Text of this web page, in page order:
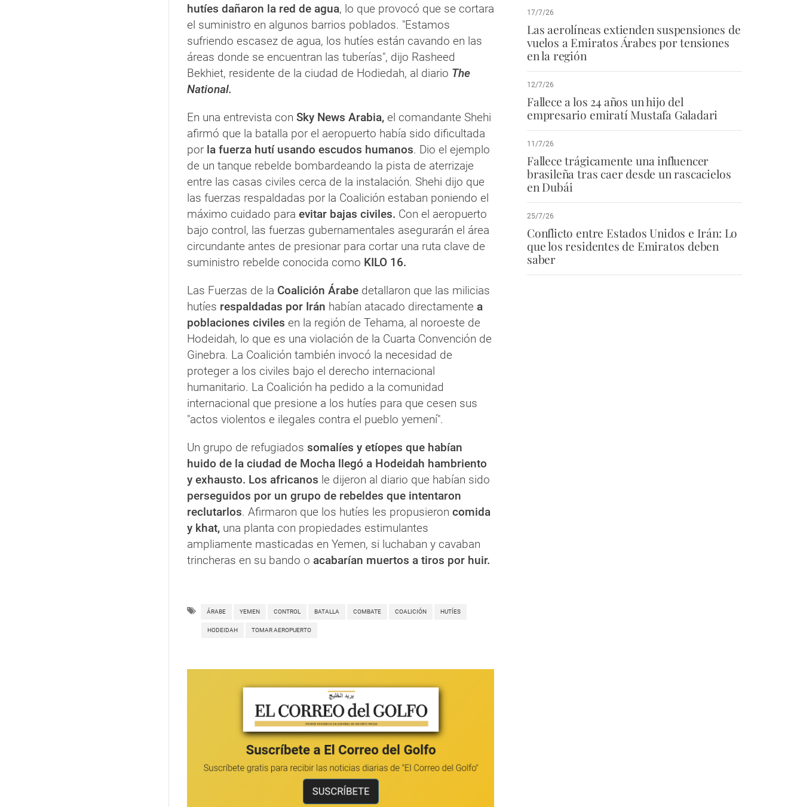
hutíes dañaron la red de agua, lo que provocó que se cortara
el suministro en algunos barrios poblados. "Estamos
sufriendo escasez de agua, los hutíes están cavando en las
áreas donde se encuentran las tuberías", dijo Rasheed
Bekhiet, residente de la ciudad de Hodiedah, al diario The
National.
En una entrevista con Sky News Arabia, el comandante Shehi
afirmó que la batalla por el aeropuerto había sido dificultada
por la fuerza hutí usando escudos humanos. Dio el ejemplo
de un tanque rebelde bombardeando la pista de aterrizaje
entre las casas civiles cerca de la instalación. Shehi dijo que
las fuerzas respaldadas por la Coalición estaban poniendo el
máximo cuidado para evitar bajas civiles. Con el aeropuerto
bajo control, las fuerzas gubernamentales asegurarán el área
circundante antes de presionar para cortar una ruta clave de
suministro rebelde conocida como KILO 16.
Las Fuerzas de la Coalición Árabe detallaron que las milicias
hutíes respaldadas por Irán habían atacado directamente a
poblaciones civiles en la región de Tehama, al noroeste de
Hodeidah, lo que es una violación de la Cuarta Convención de
Ginebra. La Coalición también invocó la necesidad de
proteger a los civiles bajo el derecho internacional
humanitario. La Coalición ha pedido a la comunidad
internacional que presione a los hutíes para que cesen sus
"actos violentos e ilegales contra el pueblo yemení".
Un grupo de refugiados somalíes y etíopes que habían
huido de la ciudad de Mocha llegó a Hodeidah hambriento
y exhausto. Los africanos le dijeron al diario que habían sido
perseguidos por un grupo de rebeldes que intentaron
reclutarlos. Afirmaron que los hutíes les propusieron comida
y khat, una planta con propiedades estimulantes
ampliamente masticadas en Yemen, si luchaban y cavaban
trincheras en su bando o acabarían muertos a tiros por huir.
ÁRABE YEMEN CONTROL BATALLA COMBATE COALICIÓN HUTÍES
HODEIDAH TOMAR AEROPUERTO
17/7/26
Las aerolíneas extienden suspensiones de
vuelos a Emiratos Árabes por tensiones
en la región
12/7/26
Fallece a los 24 años un hijo del
empresario emiratí Mustafa Galadari
11/7/26
Fallece trágicamente una influencer
brasileña tras caer desde un rascacielos
en Dubái
25/7/26
Conflicto entre Estados Unidos e Irán: Lo
que los residentes de Emiratos deben
saber